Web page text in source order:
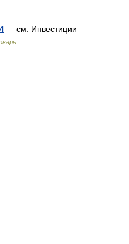
— см. Инвестиции